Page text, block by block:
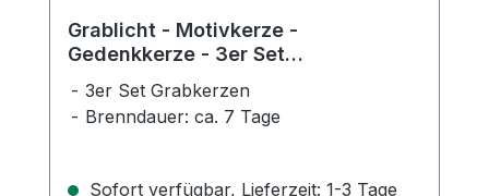
Grablicht - Motivkerze -
Gedenkkerze - 3er Set
3er Set Grabkerzen
Brenndauer: ca. 7 Tage
Sofort verfügbar, Lieferzeit: 1-3 Tage